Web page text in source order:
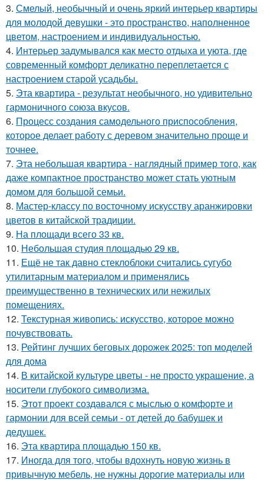
3. Смелый, необычный и очень яркий интерьер квартиры
для молодой девушки - это пространство, наполненное
цветом, настроением и индивидуальностью.
4. Интерьер задумывался как место отдыха и уюта, где
современный комфорт деликатно переплетается с
настроением старой усадьбы.
5. Эта квартира - результат необычного, но удивительно
гармоничного союза вкусов.
6. Процесс создания самодельного приспособления,
которое делает работу с деревом значительно проще и
точнее.
7. Эта небольшая квартира - наглядный пример того, как
даже компактное пространство может стать уютным
домом для большой семьи.
8. Мастер-классу по восточному искусству аранжировки
цветов в китайской традиции.
9. На площади всего 33 кв.
10. Небольшая студия площадью 29 кв.
11. Ещё не так давно стеклоблоки считались сугубо
утилитарным материалом и применялись
преимущественно в технических или нежилых
помещениях.
12. Текстурная живопись: искусство, которое можно
почувствовать.
13. Рейтинг лучших беговых дорожек 2025: топ моделей
для дома
14. В китайской культуре цветы - не просто украшение, а
носители глубокого символизма.
15. Этот проект создавался с мыслью о комфорте и
гармонии для всей семьи - от детей до бабушек и
дедушек.
16. Эта квартира площадью 150 кв.
17. Иногда для того, чтобы вдохнуть новую жизнь в
привычную мебель, не нужны дорогие материалы или